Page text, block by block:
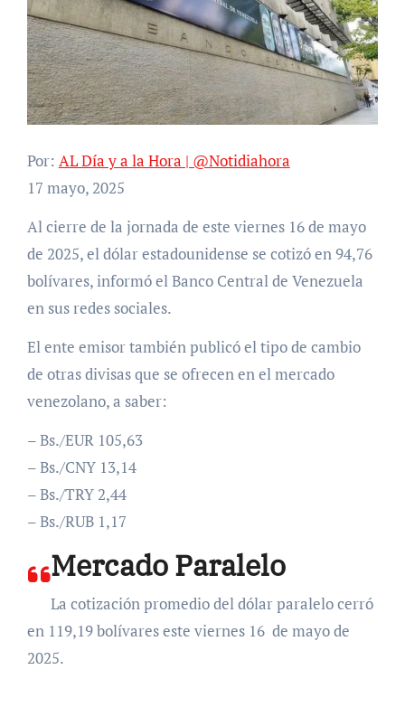
Por: AL Día y a la Hora | @Notidiahora
17 mayo, 2025
Al cierre de la jornada de este viernes 16 de mayo
de 2025, el dólar estadounidense se cotizó en 94,76
bolívares, informó el Banco Central de Venezuela
en sus redes sociales.
El ente emisor también publicó el tipo de cambio
de otras divisas que se ofrecen en el mercado
venezolano, a saber:
– Bs./EUR 105,63
– Bs./CNY 13,14
– Bs./TRY 2,44
– Bs./RUB 1,17
Mercado Paralelo
La cotización promedio del dólar paralelo cerró
en 119,19 bolívares este viernes 16 de mayo de
2025.